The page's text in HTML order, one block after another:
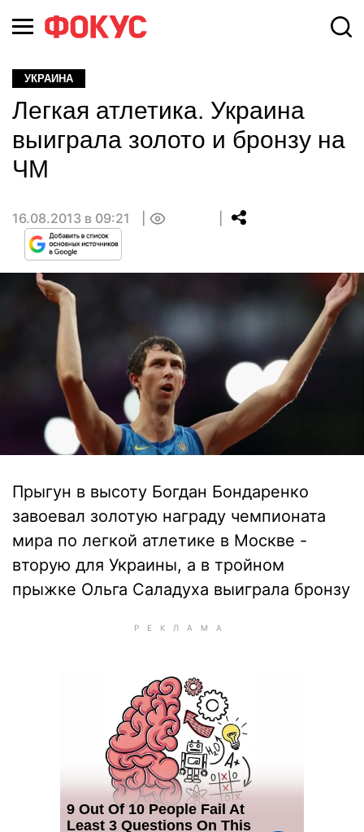
УКРАИНА
Легкая атлетика. Украина
выиграла золото и бронзу на
ЧМ
16.08.2013 в 09:21
Прыгун в высоту Богдан Бондаренко
завоевал золотую награду чемпионата
мира по легкой атлетике в Москве -
вторую для Украины, а в тройном
прыжке Ольга Саладуха выиграла бронзу